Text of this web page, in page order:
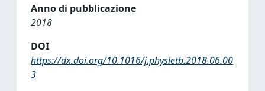
Anno di pubblicazione
2018
DOI
https://dx.doi.org/10.1016/j.physletb.2018.06.00
3